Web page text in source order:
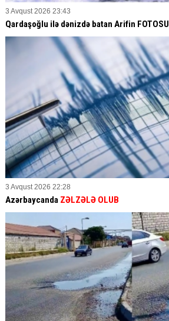
3 Avqust 2026 23:43
Qardaşoğlu ilə dənizdə batan Arifin FOTOSU
3 Avqust 2026 22:28
Azərbaycanda ZƏLZƏLƏ OLUB